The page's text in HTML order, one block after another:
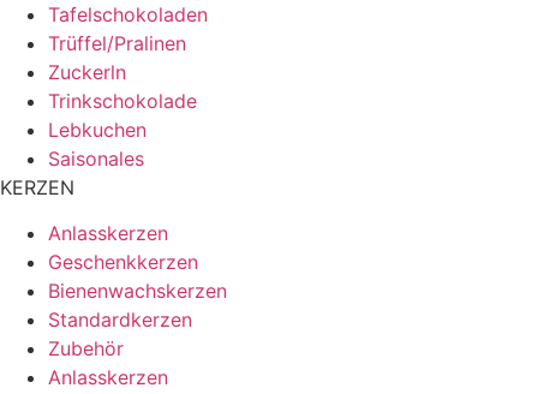
Tafelschokoladen
Trüffel/Pralinen
Zuckerln
Trinkschokolade
Lebkuchen
Saisonales
KERZEN
Anlasskerzen
Geschenkkerzen
Bienenwachskerzen
Standardkerzen
Zubehör
Anlasskerzen